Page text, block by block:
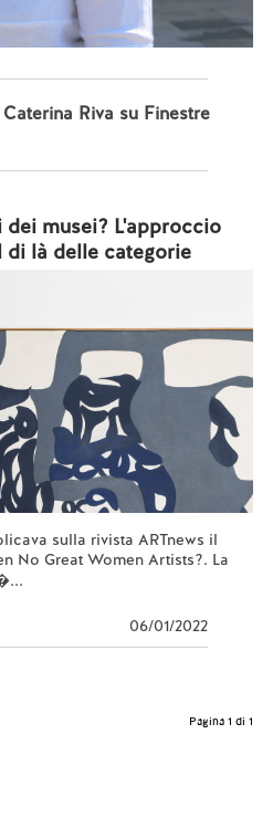
Riva su Finestre
musei? L'approccio
di là delle categorie
sulla rivista ARTnews il
No Great Women Artists?. La
06/01/2022
Pagina 1 di 1